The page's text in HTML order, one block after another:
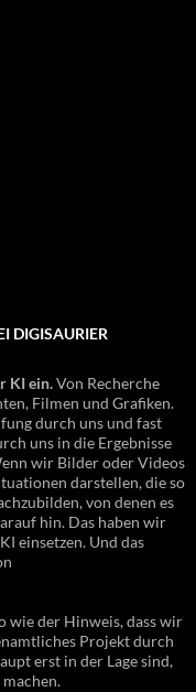
DIGISAURIER
KI ein.Von Recherche
Filmen und Grafiken.
durch uns und fast
uns in die Ergebnisse
wir Bilder oder Videos
darstellen, die so
von denen es
hin. Das haben wir
einsetzen. Und das
wie der Hinweis, dass wir
Projekt durch
erst in der Lage sind,